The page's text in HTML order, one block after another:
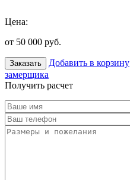
Цена:
от 50 000 руб.
Заказать Добавить в корзину
замерщика
Получить расчет